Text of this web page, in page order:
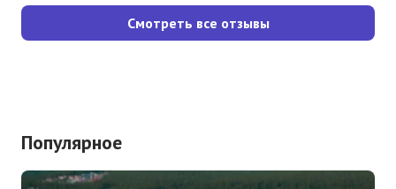
Смотреть все отзывы
Популярное